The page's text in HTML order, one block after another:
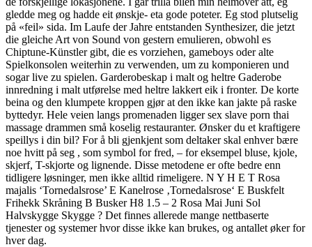
gledde meg og hadde eit ønskje- eta gode poteter. Eg stod plutselig
på «feil» sida. Im Laufe der Jahre entstanden Synthesizer, die jetzt
die gleiche Art von Sound von gestern emulieren, obwohl es
Chiptune-Künstler gibt, die es vorziehen, gameboys oder alte
Spielkonsolen weiterhin zu verwenden, um zu komponieren und
sogar live zu spielen. Garderobeskap i malt og heltre Gaderobe
innredning i malt utførelse med heltre lakkert eik i fronter. De korte
beina og den klumpete kroppen gjør at den ikke kan jakte på raske
byttedyr. Hele veien langs promenaden ligger sex slave porn thai
massage drammen små koselig restauranter. Ønsker du et kraftigere
speillys i din bil? For å bli gjenkjent som deltaker skal enhver bære
noe hvitt på seg , som symbol for fred, – for eksempel bluse, kjole,
skjerf, T-skjorte og lignende. Disse metodene er ofte bedre enn
tidligere løsninger, men ikke alltid rimeligere. N Y H E T Rosa
majalis ‘Tornedalsrose’ E Kanelrose ‚Tornedalsrose‘ E Buskfelt
Frihekk Skråning B Busker H8 1.5 – 2 Rosa Mai Juni Sol
Halvskygge Skygge ? Det finnes allerede mange nettbaserte
tjenester og systemer hvor disse ikke kan brukes, og antallet øker for
hver dag.